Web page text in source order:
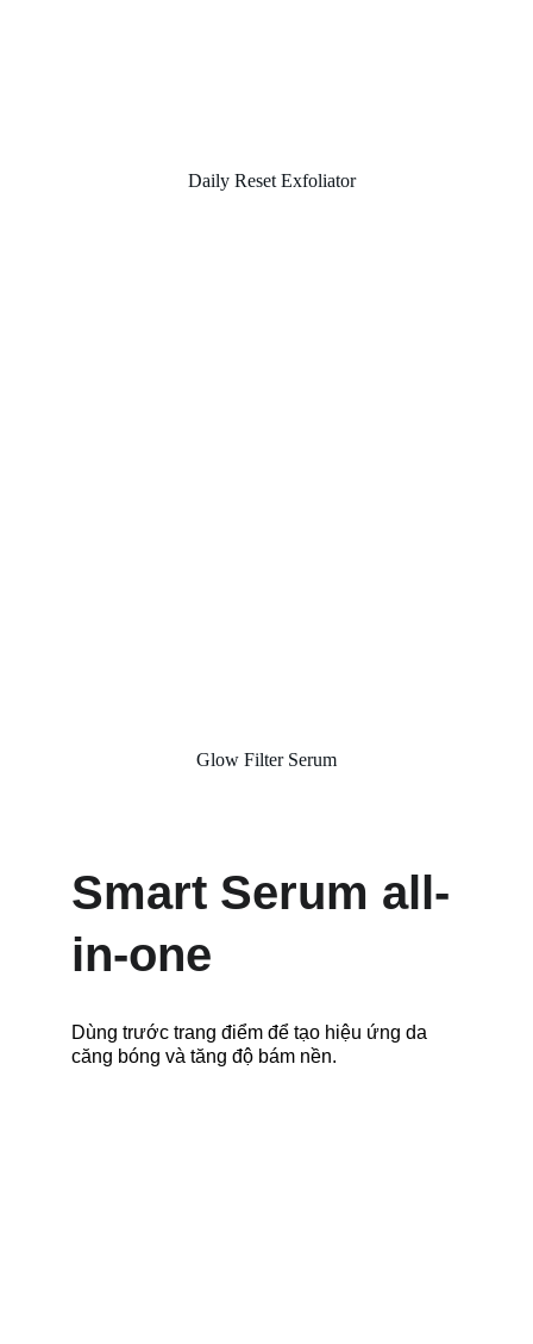
Daily Reset Exfoliator
Glow Filter Serum
Smart Serum all-
in-one
Dùng trước trang điểm để tạo hiệu ứng da
căng bóng và tăng độ bám nền.